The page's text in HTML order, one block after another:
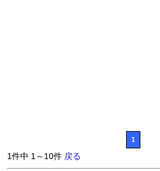
1
1件中 1～10件 戻る